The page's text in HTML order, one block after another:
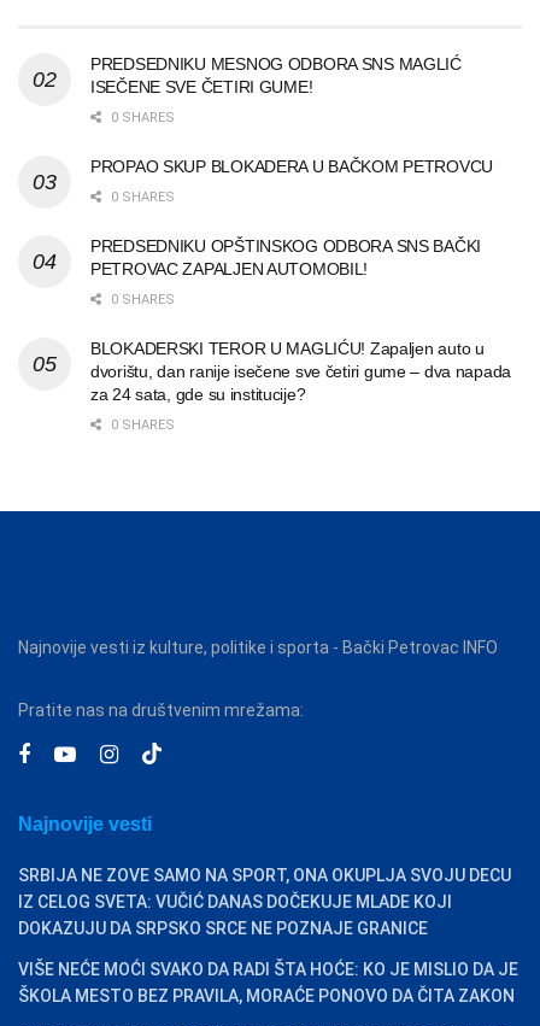
PREDSEDNIKU MESNOG ODBORA SNS MAGLIĆ
ISEČENE SVE ČETIRI GUME!
0 SHARES
PROPAO SKUP BLOKADERA U BAČKOM PETROVCU
0 SHARES
PREDSEDNIKU OPŠTINSKOG ODBORA SNS BAČKI
PETROVAC ZAPALJEN AUTOMOBIL!
0 SHARES
BLOKADERSKI TEROR U MAGLIĆU! Zapaljen auto u
dvorištu, dan ranije isečene sve četiri gume – dva napada
za 24 sata, gde su institucije?
0 SHARES
Najnovije vesti iz kulture, politike i sporta - Bački Petrovac INFO
Pratite nas na društvenim mrežama:
Najnovije vesti
SRBIJA NE ZOVE SAMO NA SPORT, ONA OKUPLJA SVOJU DECU
IZ CELOG SVETA: VUČIĆ DANAS DOČEKUJE MLADE KOJI
DOKAZUJU DA SRPSKO SRCE NE POZNAJE GRANICE
VIŠE NEĆE MOĆI SVAKO DA RADI ŠTA HOĆE: KO JE MISLIO DA JE
ŠKOLA MESTO BEZ PRAVILA, MORAĆE PONOVO DA ČITA ZAKON